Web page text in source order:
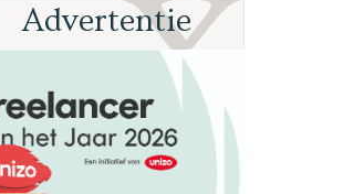
Advertentie